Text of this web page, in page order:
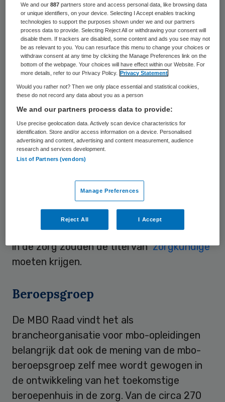
Daarnaast vindt 97 procent dat het
verpleegkundige beroep niet zo complex is
dat het alleen kan worden uitgevoerd door
professionals op hbo-niveau. Nog eens 88
procent vindt dat de titel zorgkundige niet
past bij de dagelijkse werkzaamheden.
Beroepsprofielen
Met de enquête reageert deMBO Raad
het conceptberoepsprofielen V&VN 2020
specialisatie en steeds grotere takenpakket
wordt in dit concept ondermeer
voorgesteld dat alle verpleegkundigen in de
toekomst hbo opgeleid moeten zijn. Mbo’ers
in de zorg zouden de titel van‘zorgkundige’
moeten krijgen.
Beroepsgroep
De MBO Raad vindt het als
brancheorganisatie voor mbo-opleidingen
belangrijk dat ook de mening van de mbo-
beroepsgroep zelf mee wordt gewogen in
de ontwikkeling van het toekomstige
beroepenhuis in de zorg. Van de circa 270
We and our887 partners store and access personal data, like browsing data
or unique identifiers, on your device. Selecting I Accept enables tracking
technologies to support the purposes shown under we and our partners
process data to provide. Selecting Reject All or withdrawing your consent will
disable them. If trackers are disabled, some content and ads you see may not
be as relevant to you. You can resurface this menu to change your choices or
withdraw consent at any time by clicking the Manage Preferences link on the
bottom of the webpage. Your choices will have effect within our Website. For
more details, refer to our Privacy Policy.
Privacy Statement
Would you rather not? Then we only place essential and statistical cookies,
these do not record any data about you as a person
We and our partners process data to provide:
Use precise geolocation data. Actively scan device characteristics for
identification. Store and/or access information on a device. Personalised
advertising and content, advertising and content measurement, audience
research and services development.
List of Partners (vendors)
Manage Preferences
Reject All I Accept